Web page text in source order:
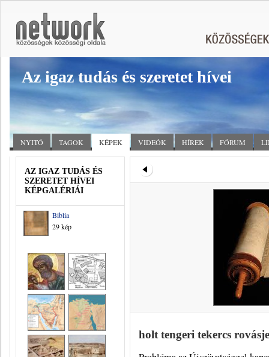
Az igaz tudás és szeretet hívei
NYITÓ TAGOK KÉPEK VIDEÓK HÍREK FÓRUM
AZ IGAZ TUDÁS ÉS
SZERETET HÍVEI
KÉPGALÉRIÁI
Biblia
29 kép
holt tengeri tekercs